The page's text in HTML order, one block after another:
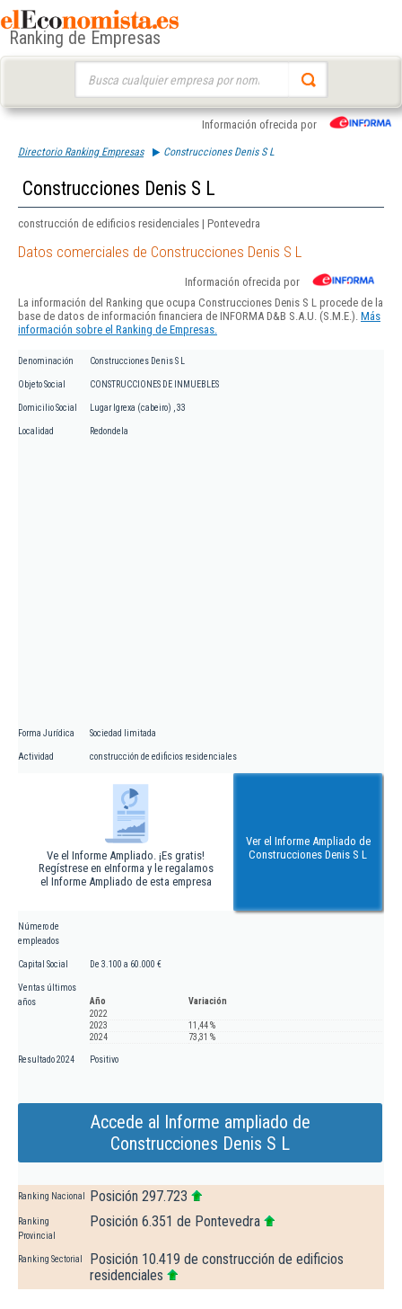
Ranking de Empresas
Información ofrecida por
Directorio Ranking Empresas Construcciones Denis S L
Construcciones Denis S L
construcción de edificios residenciales | Pontevedra
Datos comerciales de Construcciones Denis S L
Información ofrecida por
La información del Ranking que ocupa Construcciones Denis S L procede de la
base de datos de información financiera de INFORMA D&B S.A.U. (S.M.E.). Más
información sobre el Ranking de Empresas.
Denominación Construcciones Denis S L
Objeto Social CONSTRUCCIONES DE INMUEBLES
Domicilio Social Lugar Igrexa (cabeiro) , 33
Localidad Redondela
Forma Jurídica Sociedad limitada
Actividad construcción de edificios residenciales
Ve el Informe Ampliado. ¡Es gratis!
Regístrese en eInforma y le regalamos
el Informe Ampliado de esta empresa
Ver el Informe Ampliado de
Construcciones Denis S L
Número de
empleados
Capital Social De 3.100 a 60.000 €
Ventas últimos
años
Año
Variación
2022
2023
11,44 %
2024
73,31 %
Resultado 2024 Positivo
Accede al Informe ampliado de
Construcciones Denis S L
Ranking Nacional Posición 297.723
Ranking
Provincial
Posición 6.351 de Pontevedra
Ranking Sectorial
Posición 10.419 de construcción de edificios
residenciales